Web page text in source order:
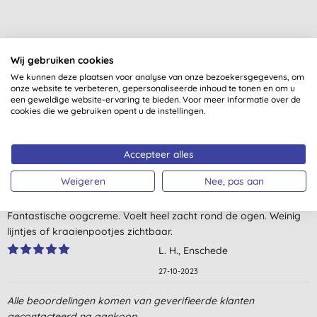
Klantbeoordelingen
4,6van 5 (5 beoordelingen
Fijne oogcreme, trekt goed in
I. B., Rotterdam
2-4-2024
Fantastische oogcreme. Voelt heel zacht rond de ogen. Weinig
lijntjes of kraaienpootjes zichtbaar.
L. H., Enschede
27-10-2023
Mijn absolute nummer één oogcrème. De geur is subtiel, de
crème zelf licht maar toch voedend. Ik merk dat de
Alle beoordelingen komen van geverifieerde klanten
Wij gebruiken cookies
We kunnen deze plaatsen voor analyse van onze bezoekersgegevens, om
onze website te verbeteren, gepersonaliseerde inhoud te tonen en om u
een geweldige website-ervaring te bieden. Voor meer informatie over de
cookies die we gebruiken opent u de instellingen.
Accepteer alles
Weigeren Nee, pas aan